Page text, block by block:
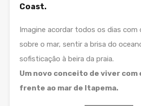
Coast.
Imagine acordar todos os dias com
sobre o mar, sentir a brisa do
sofisticação à beira da praia.
Um novo conceito de viver com
frente ao mar de Itapema.